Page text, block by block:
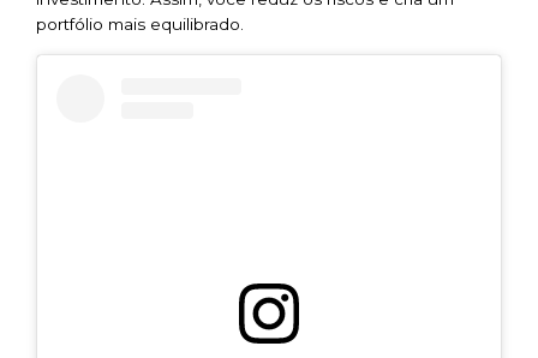
portfólio mais equilibrado.